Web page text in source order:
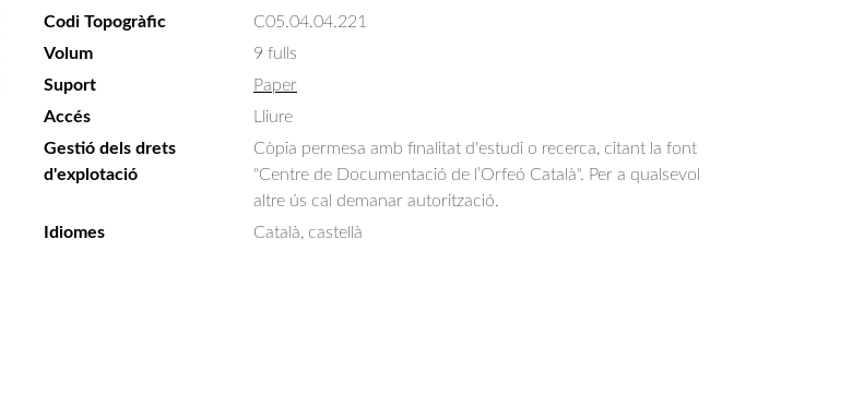
Codi Topogràfic
C05.04.04.221
Volum
9 fulls
Suport
Paper
Accés
Lliure
Gestió dels drets
d'explotació
Còpia permesa amb finalitat d'estudi o recerca, citant la font
"Centre de Documentació de l’Orfeó Català". Per a qualsevol
altre ús cal demanar autorització.
Idiomes
Català, castellà